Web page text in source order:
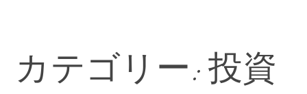
カテゴリー:投資